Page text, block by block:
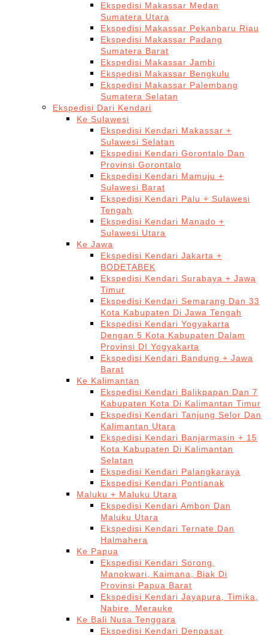
Ekspedisi Makassar Medan
Sumatera Utara
Ekspedisi Makassar Pekanbaru Riau
Ekspedisi Makassar Padang
Sumatera Barat
Ekspedisi Makassar Jambi
Ekspedisi Makassar Bengkulu
Ekspedisi Makassar Palembang
Sumatera Selatan
Ekspedisi Dari Kendari
Ke Sulawesi
Ekspedisi Kendari Makassar +
Sulawesi Selatan
Ekspedisi Kendari Gorontalo Dan
Provinsi Gorontalo
Ekspedisi Kendari Mamuju +
Sulawesi Barat
Ekspedisi Kendari Palu + Sulawesi
Tengah
Ekspedisi Kendari Manado +
Sulawesi Utara
Ke Jawa
Ekspedisi Kendari Jakarta +
BODETABEK
Ekspedisi Kendari Surabaya + Jawa
Timur
Ekspedisi Kendari Semarang Dan 33
Kota Kabupaten Di Jawa Tengah
Ekspedisi Kendari Yogyakarta
Dengan 5 Kota Kabupaten Dalam
Provinsi DI Yogyakarta
Ekspedisi Kendari Bandung + Jawa
Barat
Ke Kalimantan
Ekspedisi Kendari Balikpapan Dan 7
Kabupaten Kota Di Kalimantan Timur
Ekspedisi Kendari Tanjung Selor Dan
Kalimantan Utara
Ekspedisi Kendari Banjarmasin + 15
Kota Kabupaten Di Kalimantan
Selatan
Ekspedisi Kendari Palangkaraya
Ekspedisi Kendari Pontianak
Maluku + Maluku Utara
Ekspedisi Kendari Ambon Dan
Maluku Utara
Ekspedisi Kendari Ternate Dan
Halmahera
Ke Papua
Ekspedisi Kendari Sorong,
Manokwari, Kaimana, Biak Di
Provinsi Papua Barat
Ekspedisi Kendari Jayapura, Timika,
Nabire, Merauke
Ke Bali Nusa Tenggara
Ekspedisi Kendari Denpasar